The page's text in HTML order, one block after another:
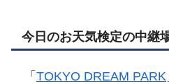
今日のお天気検定の中継
「 TOKYO DREAM PARK